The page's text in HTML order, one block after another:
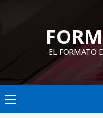
EL FORMATO
Menú
principal